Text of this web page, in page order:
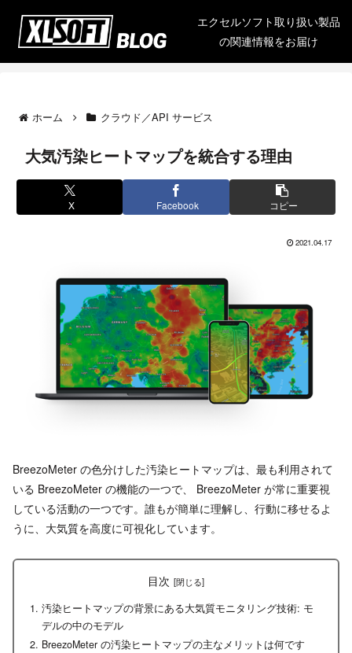
エクセルソフト取り扱い製品
の関連情報をお届け
ホーム クラウド／API サービス
大気汚染ヒートマップを統合する理由
X Facebook コピー
2021.04.17
BreezoMeter の色分けした汚染ヒートマップは、最も利用されて
いる BreezoMeter の機能の一つで、 BreezoMeter が常に重要視
している活動の一つです。誰もが簡単に理解し、行動に移せるよ
うに、大気質を高度に可視化しています。
目次
汚染ヒートマップの背景にある大気質モニタリング技術: モ
デルの中のモデル
BreezoMeter の汚染ヒートマップの主なメリットは何です